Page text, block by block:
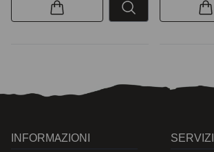
INFORMAZIONI SERVIZI